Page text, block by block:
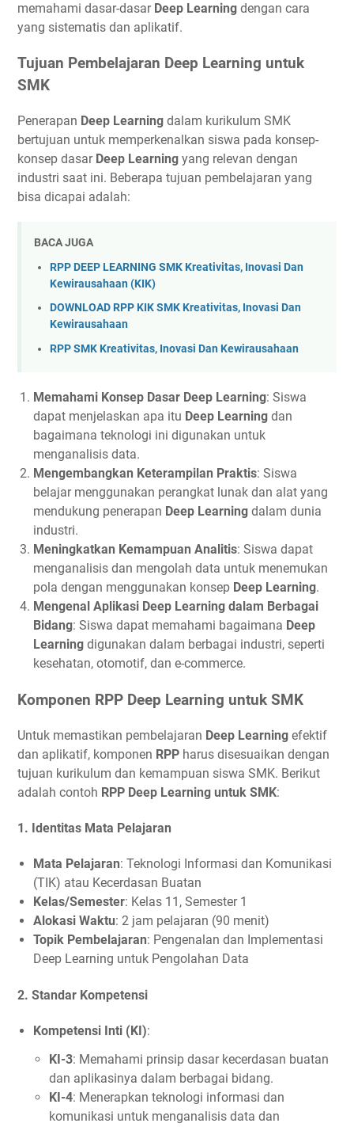
memahami dasar-dasar Deep Learning dengan cara
yang sistematis dan aplikatif.
Tujuan Pembelajaran Deep Learning untuk
SMK
Penerapan Deep Learning dalam kurikulum SMK
bertujuan untuk memperkenalkan siswa pada konsep-
konsep dasar Deep Learning yang relevan dengan
industri saat ini. Beberapa tujuan pembelajaran yang
bisa dicapai adalah:
BACA JUGA
RPP DEEP LEARNING SMK Kreativitas, Inovasi Dan
Kewirausahaan (KIK)
DOWNLOAD RPP KIK SMK Kreativitas, Inovasi Dan
Kewirausahaan
RPP SMK Kreativitas, Inovasi Dan Kewirausahaan
Memahami Konsep Dasar Deep Learning: Siswa
dapat menjelaskan apa itu Deep Learning dan
bagaimana teknologi ini digunakan untuk
menganalisis data.
Mengembangkan Keterampilan Praktis: Siswa
belajar menggunakan perangkat lunak dan alat yang
mendukung penerapan Deep Learning dalam dunia
industri.
Meningkatkan Kemampuan Analitis: Siswa dapat
menganalisis dan mengolah data untuk menemukan
pola dengan menggunakan konsep Deep Learning.
Mengenal Aplikasi Deep Learning dalam Berbagai
Bidang: Siswa dapat memahami bagaimana Deep
Learning digunakan dalam berbagai industri, seperti
kesehatan, otomotif, dan e-commerce.
Komponen RPP Deep Learning untuk SMK
Untuk memastikan pembelajaran Deep Learning efektif
dan aplikatif, komponen RPP harus disesuaikan dengan
tujuan kurikulum dan kemampuan siswa SMK. Berikut
adalah contoh RPP Deep Learning untuk SMK:
1. Identitas Mata Pelajaran
Mata Pelajaran: Teknologi Informasi dan Komunikasi
(TIK) atau Kecerdasan Buatan
Kelas/Semester: Kelas 11, Semester 1
Alokasi Waktu: 2 jam pelajaran (90 menit)
Topik Pembelajaran: Pengenalan dan Implementasi
Deep Learning untuk Pengolahan Data
2. Standar Kompetensi
Kompetensi Inti (KI):
KI-3: Memahami prinsip dasar kecerdasan buatan
dan aplikasinya dalam berbagai bidang.
KI-4: Menerapkan teknologi informasi dan
komunikasi untuk menganalisis data dan